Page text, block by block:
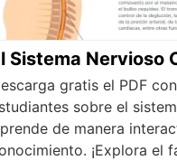
Sistema Nervioso
gratis el PDF
sobre el
de manera
¡Explora el